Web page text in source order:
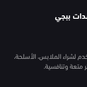
ببجي
لشراء الملابس، الأسلحة،
متعة وتنافسية.